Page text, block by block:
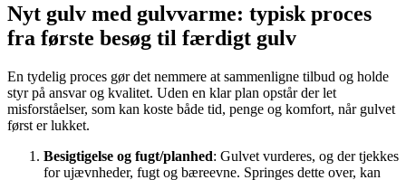
Nyt gulv med gulvvarme: typisk proces
fra første besøg til færdigt gulv
En tydelig proces gør det nemmere at sammenligne tilbud og holde
styr på ansvar og kvalitet. Uden en klar plan opstår der let
misforståelser, som kan koste både tid, penge og komfort, når gulvet
først er lukket.
Besigtigelse og fugt/planhed: Gulvet vurderes, og der tjekkes
for ujævnheder, fugt og bæreevne. Springes dette over, kan